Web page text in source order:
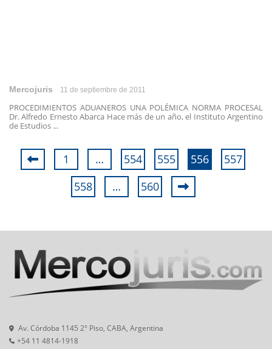
Mercojuris 11 de septiembre de 2011
PROCEDIMIENTOS ADUANEROS UNA POLÉMICA NORMA PROCESAL
Dr. Alfredo Ernesto Abarca Hace más de un año, el Instituto Argentino
de Estudios ...
1 … 554 555 556
557
558
… 560
Av. Córdoba 1145 2° Piso, CABA, Argentina
+54 11 4814-1918